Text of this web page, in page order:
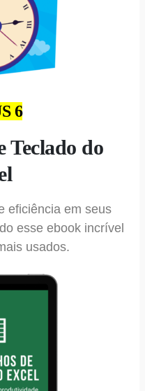
6
Teclado do
eficiência em seus
esse ebook incrível
usados.